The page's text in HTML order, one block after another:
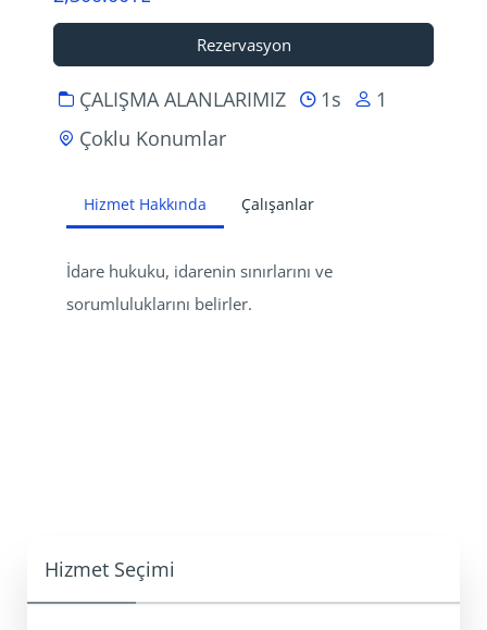
Rezervasyon
ÇALIŞMA ALANLARIMIZ 1s
1
Çoklu Konumlar
Hizmet Hakkında Çalışanlar
İdare hukuku, idarenin sınırlarını ve
sorumluluklarını belirler.
Hizmet Seçimi